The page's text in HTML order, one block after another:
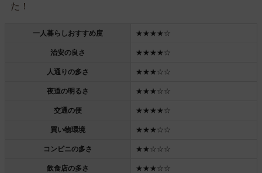
た！
一人暮らしおすすめ度 ★★★★☆
治安の良さ ★★★★☆
人通りの多さ ★★★☆☆
夜道の明るさ ★★★☆☆
交通の便 ★★★★☆
買い物環境 ★★★☆☆
コンビニの多さ ★★☆☆☆
飲食店の多さ ★★★☆☆